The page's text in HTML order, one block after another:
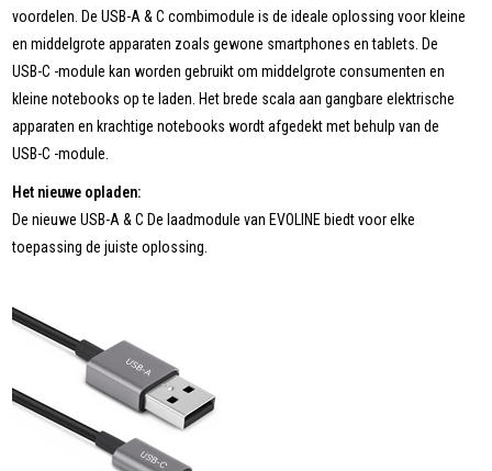
voordelen. De USB-A & C combimodule is de ideale oplossing voor kleine
en middelgrote apparaten zoals gewone smartphones en tablets. De
USB-C -module kan worden gebruikt om middelgrote consumenten en
kleine notebooks op te laden. Het brede scala aan gangbare elektrische
apparaten en krachtige notebooks wordt afgedekt met behulp van de
USB-C -module.
Het nieuwe opladen:
De nieuwe USB-A & C De laadmodule van EVOLINE biedt voor elke
toepassing de juiste oplossing.